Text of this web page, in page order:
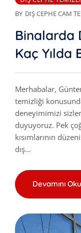
BY DIŞ CEPHE CAM
Binalarda
Kaç Yılda
Merhabalar,
temizliği
deneyimimizi
duyuyoruz. Pek
kısımlarının
dış…
Devamını Oku